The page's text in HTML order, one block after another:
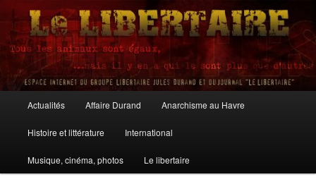
Aller
contenu
principalLe Libertaire
principal
Actualités Affaire Durand Anarchisme au Havre
Histoire et littérature International
Musique, cinéma, photos Le libertaire